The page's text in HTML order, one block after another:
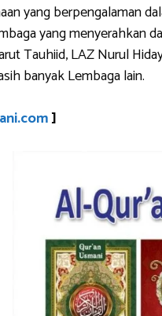
yang berpengalaman
yang menyerahkan
Tauhiid, LAZ Nurul
banyak Lembaga lain.
]